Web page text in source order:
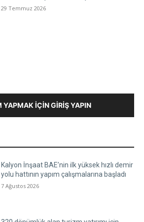
29 Temmuz 2026
YAPMAK İÇIN GIRIŞ YAPIN
Kalyon İnşaat BAE’nin ilk yüksek hızlı demir
yolu hattının yapım çalışmalarına başladı
7 Ağustos 2026